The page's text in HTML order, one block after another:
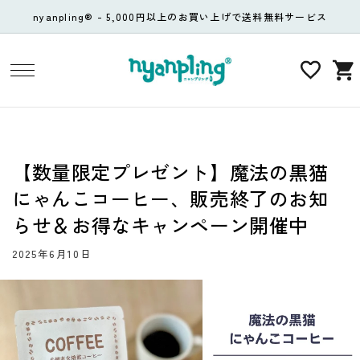
ンツに
進む
nyanpling® - 5,000円以上のお買い上げで送料無料サービス
ー
【数量限定プレゼント】魔法の黒猫
にゃんこコーヒー、販売終了のお知
らせ＆お得なキャンペーン開催中
2025年6月10日